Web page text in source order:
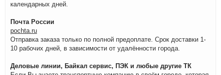
календарных дней.
Почта России
pochta.ru
Отправка заказа только по полной предоплате. Срок доставки 1-
10 рабочих дней, в зависимости от удалённости города.
Деловые линии, Байкал сервис, ПЭК и любые другие ТК